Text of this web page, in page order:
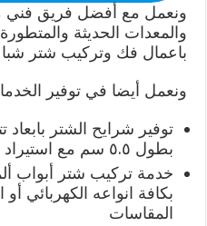
ونعمل مع أفضل فريق فني
والمعدات الحديثة
باعمال فك وتركيب شتر
ونعمل أيضا في توفير
توفير شرايح الشتر
بطول ٥.٥ سم مع استيراد كافة انواع الشترات الحديثة
خدمة تركيب شتر أبواب
بكافة انواعه الكهربائي
المقاسات